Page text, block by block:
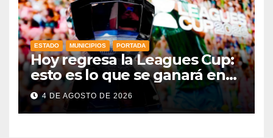
ESTADO MUNICIPIOS PORTADA
Hoy regresa la Leagues Cup:
esto es lo que se ganará en
esta edición
4 DE AGOSTO DE 2026